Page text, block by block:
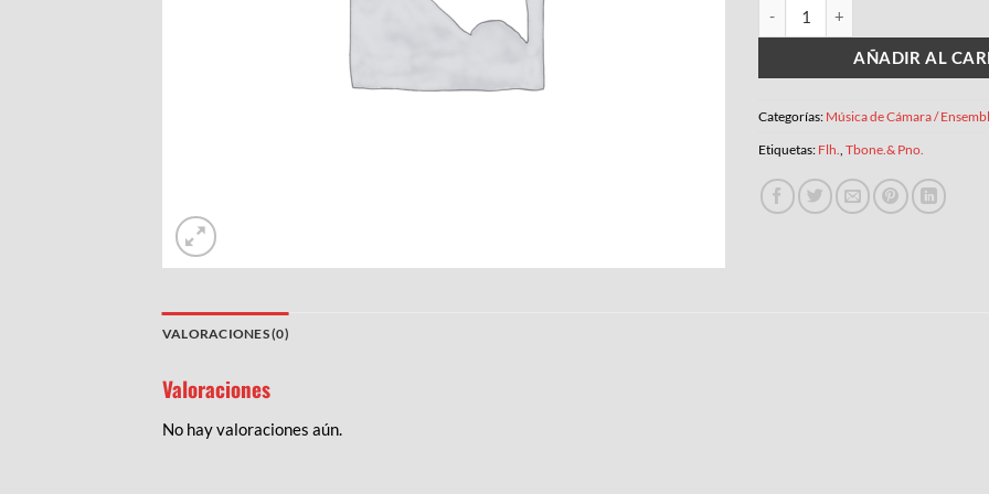
AÑADIR AL
Categorías: Música de Cámara /
Etiquetas: Flh., Tbone.& Pno.
VALORACIONES (0)
Valoraciones
No hay valoraciones aún.